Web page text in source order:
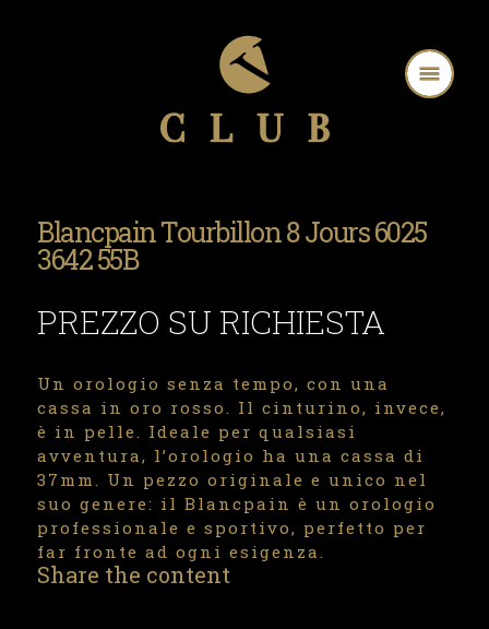
Blancpain Tourbillon 8 Jours 6025
3642 55B
PREZZO SU RICHIESTA
Un orologio senza tempo, con una
cassa in oro rosso. Il cinturino, invece,
è in pelle. Ideale per qualsiasi
avventura, l’orologio ha una cassa di
37mm. Un pezzo originale e unico nel
suo genere: il Blancpain è un orologio
professionale e sportivo, perfetto per
far fronte ad ogni esigenza.
Share the content